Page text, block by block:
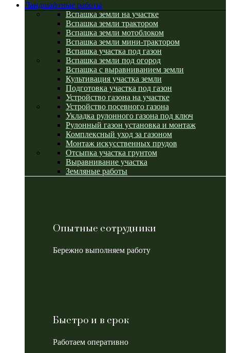
Ландшафтные работы
Вспашка земли на участке
Вспашка земли трактором
Вспашка земли мотоблоком
Вспашка земли мини-трактором
Вспашка участка под газон
Вспашка земли под огород
Вспашка с выравниванием земли
Культивация участка земли
Подготовка участка под газон
Устройство газона на участке
Устройство посевного газона
Укладка рулонного газона под ключ
Рулонный газон установка и монтаж
Комплексный уход за газоном
Монтаж искусственных прудов
Отсыпка участка грунтом
Выравнивание участка
Земляные работы
Опытные сотрудники
Бережно выполняем работу
Быстро и в срок
Работаем оперативно